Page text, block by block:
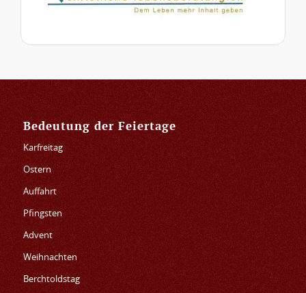
Bedeutung der Feiertage
Karfreitag
Ostern
Auffahrt
Pfingsten
Advent
Weihnachten
Berchtoldstag